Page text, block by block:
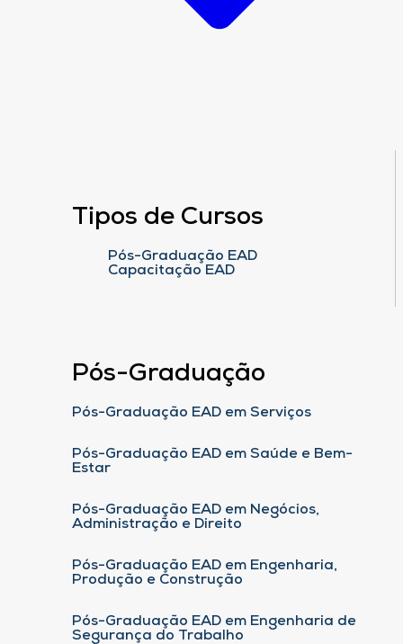
Tipos de Cursos
Pós-Graduação EAD
Capacitação EAD
Pós-Graduação
Pós-Graduação EAD em Serviços
Pós-Graduação EAD em Saúde e Bem-
Estar
Pós-Graduação EAD em Negócios,
Administração e Direito
Pós-Graduação EAD em Engenharia,
Produção e Construção
Pós-Graduação EAD em Engenharia de
Segurança do Trabalho